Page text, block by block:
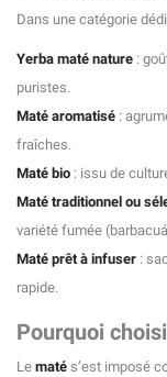
Dans une catégorie
Yerba maté nature :
puristes.
Maté aromatisé :
fraîches.
Maté bio : issu de
Maté traditionnel ou
variété fumée
Maté prêt à infuser :
rapide.
Pourquoi
Le maté s’est imposé